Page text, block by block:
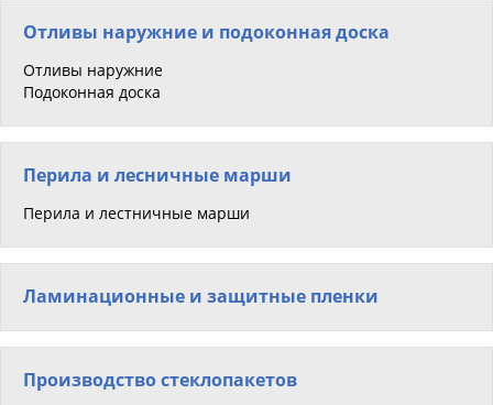
Отливы наружние и подоконная доска
Отливы наружние
Подоконная доска
Перила и лесничные марши
Перила и лестничные марши
Ламинационные и защитные пленки
Производство стеклопакетов